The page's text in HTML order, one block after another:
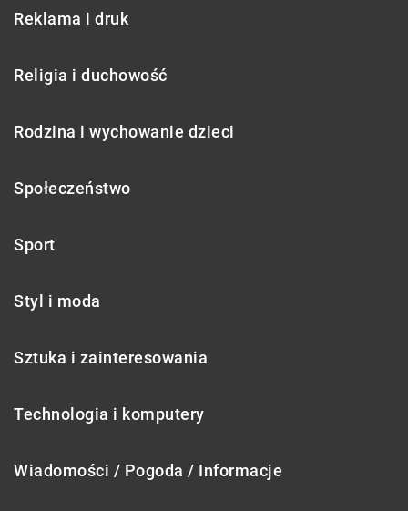
Reklama i druk
Religia i duchowość
Rodzina i wychowanie dzieci
Społeczeństwo
Sport
Styl i moda
Sztuka i zainteresowania
Technologia i komputery
Wiadomości / Pogoda / Informacje